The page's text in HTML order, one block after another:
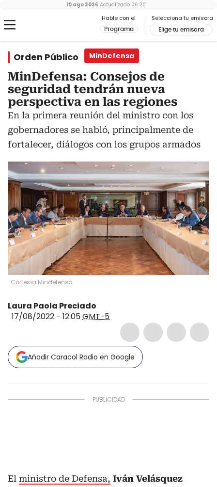
Hable con el
Programa
Selecciona tu emisora
Elige tu emisora
10 ago 2026 Actualizado 06:20
Orden Público MinDefensa
MinDefensa: Consejos de
seguridad tendrán nueva
perspectiva en las regiones
En la primera reunión del ministro con los
gobernadores se habló, principalmente de
fortalecer, diálogos con los grupos armados
Cortesía Mindefensa
Laura Paola Preciado
17/08/2022 - 12:05GMT-5
Añadir Caracol Radio en Google
El ministro de Defensa, Iván Velásquez